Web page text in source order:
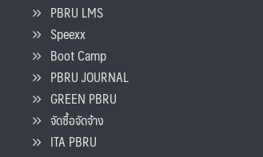
PBRU LMS
Speexx
Boot Camp
PBRU JOURNAL
GREEN PBRU
จัดซื้อจัดจ้าง
ITA PBRU